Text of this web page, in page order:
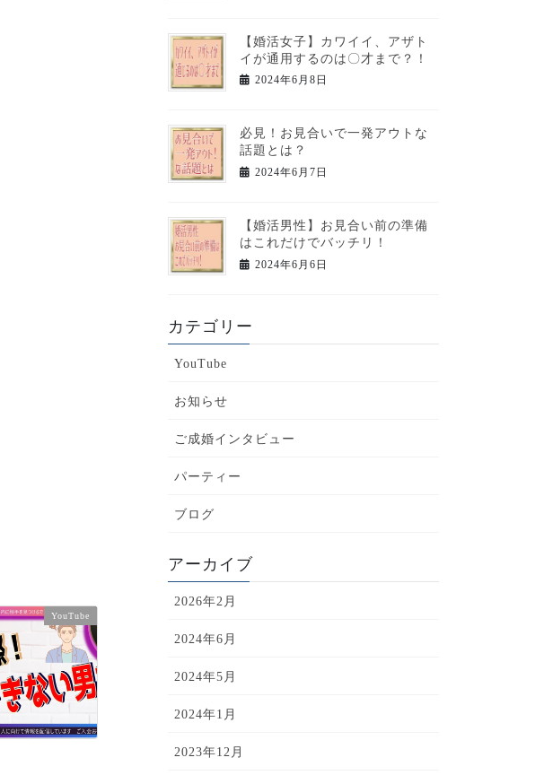
YouTube
【婚活女子】カワイイ、アザト
イが通用するのは〇才まで？！
2024年6月8日
必見！お見合いで一発アウトな
話題とは？
2024年6月7日
【婚活男性】お見合い前の準備
はこれだけでバッチリ！
2024年6月6日
カテゴリー
YouTube
お知らせ
ご成婚インタビュー
パーティー
ブログ
アーカイブ
2026年2月
2024年6月
2024年5月
2024年1月
2023年12月